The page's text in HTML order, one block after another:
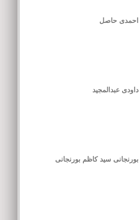
احمدی حاصل
داودی عبدالمجید
بورنجانی سید کاظم بورنجانی